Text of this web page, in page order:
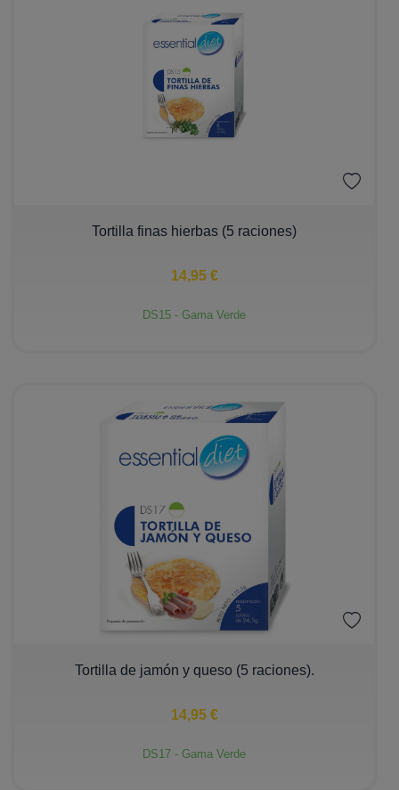
+
Tortilla finas hierbas (5 raciones)
14,95 €
DS15 - Gama Verde
+
Tortilla de jamón y queso (5 raciones).
14,95 €
DS17 - Gama Verde